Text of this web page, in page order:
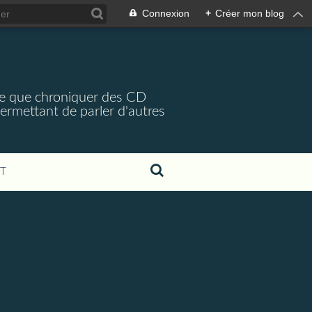
Connexion + Créer mon blog
que chroniquer des CD
de parler d'autres